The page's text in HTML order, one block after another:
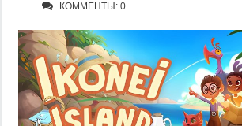
КОММЕНТЫ: 0